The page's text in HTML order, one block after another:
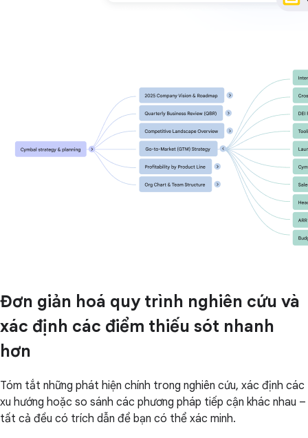
Đơn giản hoá quy trình nghiên cứu và
xác định các điểm thiếu sót nhanh
hơn
Tóm tắt những phát hiện chính trong nghiên cứu, xác định các
xu hướng hoặc so sánh các phương pháp tiếp cận khác nhau –
tất cả đều có trích dẫn để bạn có thể xác minh.